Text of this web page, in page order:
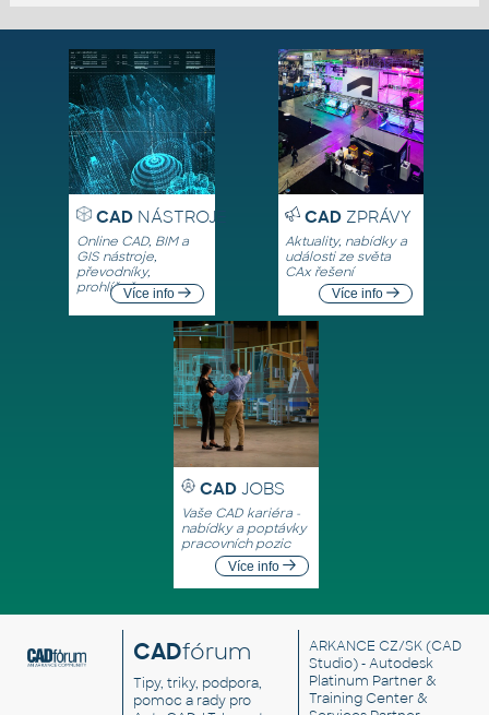
CADNÁSTROJE
Online CAD, BIM a
GIS nástroje,
převodníky,
prohlížečeVíce info
CADZPRÁVY
Aktuality, nabídky a
události ze světa
CAx řešení
Více info
CAD JOBS
Vaše CAD kariéra -
nabídky a poptávky
pracovních pozic
Více info
CADfórum
Tipy, triky, podpora,
pomoc a rady pro
ARKANCE CZ/SK(CAD
Studio) - Autodesk
Platinum Partner &
Training Center &